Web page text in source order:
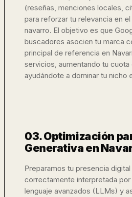
(reseñas, menciones locales,
para reforzar tu relevancia en
navarro. El objetivo es que
buscadores asocien tu marca
principal de referencia en
servicios, aumentando tu cuota
ayudándote a dominar tu nicho
03. Optimización
Generativa en
Preparamos tu presencia
correctamente interpretada
lenguaje avanzados (LLMs) y